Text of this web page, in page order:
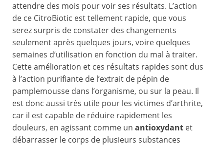
attendre des mois pour voir ses résultats. L’action
de ce CitroBiotic est tellement rapide, que vous
serez surpris de constater des changements
seulement après quelques jours, voire quelques
semaines d’utilisation en fonction du mal à traiter.
Cette amélioration et ces résultats rapides sont dus
à l’action purifiante de l’extrait de pépin de
pamplemousse dans l’organisme, ou sur la peau. Il
est donc aussi très utile pour les victimes d’arthrite,
car il est capable de réduire rapidement les
douleurs, en agissant comme un antioxydant et
débarrasser le corps de plusieurs substances